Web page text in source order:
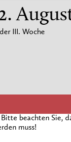
III. Woche
beachten Sie,
muss!